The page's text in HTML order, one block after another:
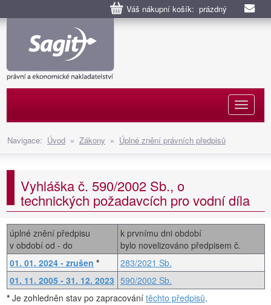
Váš nákupní košík: prázdný
Navigace: Úvod » Zákony » Úplné znění právních předpisů
Vyhláška č. 590/2002 Sb., o
technických požadavcích pro vodní díla
úplné znění předpisu
v období od - do
k prvnímu dni období
bylo novelizováno předpisem č.
01. 01. 2024 - zrušen *
283/2021 Sb.
01. 11. 2005 - 31. 12. 2023 590/2002 Sb.
* Je zohledněn stav po zapracování těchto předpisů.